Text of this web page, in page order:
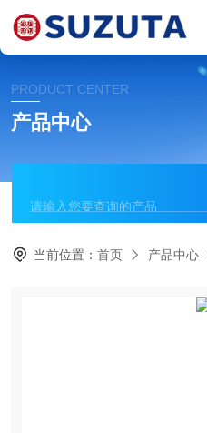
PRODUCT CENTER
产品中心
当前位置：首页 产品中心